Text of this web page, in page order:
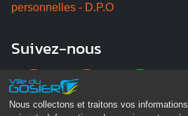
Nous collectons et traitons vos
personnelles - D.P.O
Suivez-nous